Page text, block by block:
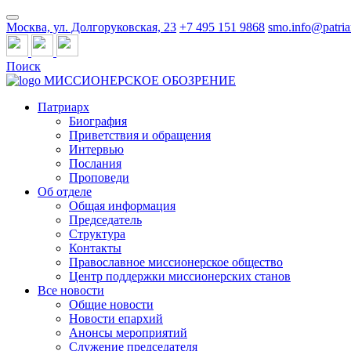
Москва, ул. Долгоруковская, 23 +7 495 151 9868
Поиск
МИССИОНЕРСКОЕ ОБОЗРЕНИЕ
Патриарх
Биография
Приветствия и обращения
Интервью
Послания
Проповеди
Об отделе
Общая информация
Председатель
Структура
Контакты
Православное миссионерское общество
Центр поддержки миссионерских станов
Все новости
Общие новости
Новости епархий
Анонсы мероприятий
Служение председателя